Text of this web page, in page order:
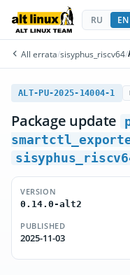
RU EN
All errata/sisyphus_riscv64/
ALT-PU-2025-14004-1
Package update
VERSION
0.14.0-alt2
PUBLISHED
2025-11-03